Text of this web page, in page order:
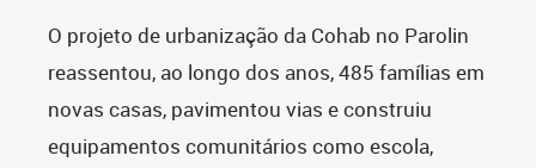
O projeto de urbanização da Cohab no Parolin
reassentou, ao longo dos anos, 485 famílias em
novas casas, pavimentou vias e construiu
equipamentos comunitários como escola,